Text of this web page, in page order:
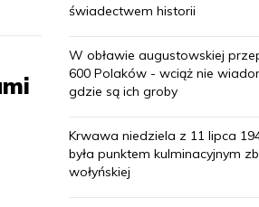
świadectwem historii
W obławie augustowskiej
600 Polaków - wciąż nie
gdzie są ich groby
Krwawa niedziela z 11 lipca
była punktem kulminacyjnym
wołyńskiej